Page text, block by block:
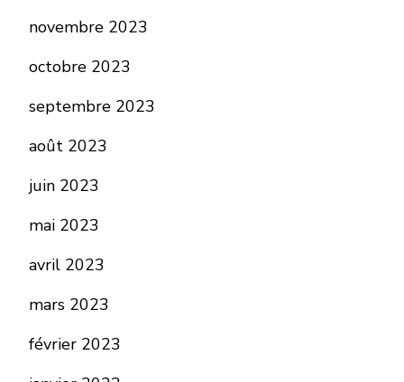
novembre 2023
octobre 2023
septembre 2023
août 2023
juin 2023
mai 2023
avril 2023
mars 2023
février 2023